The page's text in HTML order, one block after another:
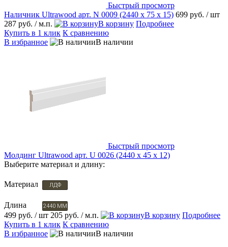
Быстрый просмотр
Наличник Ultrawood арт. N 0009 (2440 х 75 х 15) 699 руб. / шт
287 руб. / м.п. В корзину Подробнее
Купить в 1 клик К сравнению
В избранное
В наличии
Быстрый просмотр
Молдинг Ultrawood арт. U 0026 (2440 х 45 х 12)
Выберите материал и длину:
Материал ЛДФ
Длина 2440 ММ
499 руб. / шт 205 руб. / м.п. В корзину Подробнее
Купить в 1 клик К сравнению
В избранное
В наличии